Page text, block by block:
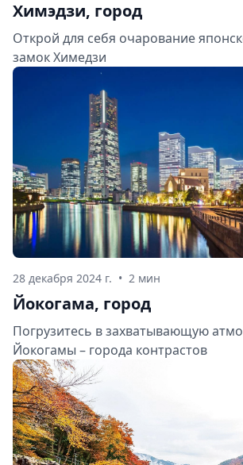
Химэдзи, город
Открой для себя очарование
замок Химедзи
28 декабря 2024 г. • 2 мин
Йокогама, город
Погрузитесь в захватывающую
Йокогамы – города контрастов